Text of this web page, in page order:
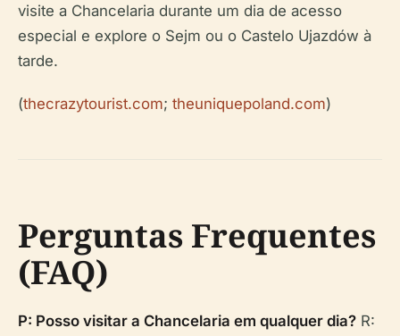
visite a Chancelaria durante um dia de acesso
especial e explore o Sejm ou o Castelo Ujazdów à
tarde.
(thecrazytourist.com; theuniquepoland.com)
Perguntas Frequentes
(FAQ)
P: Posso visitar a Chancelaria em qualquer dia? R: